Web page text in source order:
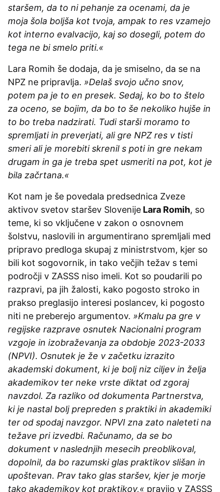
staršem, da to ni pehanje za ocenami, da je
moja šola boljša kot tvoja, ampak to res vzamejo
kot interno evalvacijo, kaj so dosegli, potem do
tega ne bi smelo priti.«
Lara Romih še dodaja, da je smiselno, da se na
NPZ ne pripravlja. »Delaš svojo učno snov,
potem pa je to en presek. Sedaj, ko bo to štelo
za oceno, se bojim, da bo to še nekoliko hujše in
to bo treba nadzirati. Tudi starši moramo to
spremljati in preverjati, ali gre NPZ res v tisti
smeri ali je morebiti skrenil s poti in gre nekam
drugam in ga je treba spet usmeriti na pot, kot je
bila začrtana.«
Kot nam je še povedala predsednica Zveze
aktivov svetov staršev Slovenije Lara Romih, so
teme, ki so vključene v zakon o osnovnem
šolstvu, naslovili in argumentirano spremljali med
pripravo predloga skupaj z ministrstvom, kjer so
bili kot sogovornik, in tako večjih težav s temi
področji v ZASSS niso imeli. Kot so poudarili po
razpravi, pa jih žalosti, kako pogosto stroko in
prakso preglasijo interesi poslancev, ki pogosto
niti ne preberejo argumentov. »Kmalu pa gre v
regijske razprave osnutek Nacionalni program
vzgoje in izobraževanja za obdobje 2023-2033
(NPVI). Osnutek je že v začetku izrazito
akademski dokument, ki je bolj niz ciljev in želja
akademikov ter neke vrste diktat od zgoraj
navzdol. Za razliko od dokumenta Partnerstva,
ki je nastal bolj prepreden s praktiki in akademiki
ter od spodaj navzgor. NPVI zna zato naleteti na
težave pri izvedbi. Računamo, da se bo
dokument v naslednjih mesecih preoblikoval,
dopolnil, da bo razumski glas praktikov slišan in
upoštevan. Prav tako glas staršev, kjer je morje
tako akademikov kot praktikov,« pravijo v ZASSS